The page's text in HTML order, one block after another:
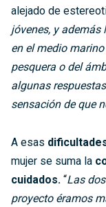
alejado de
jóvenes, y además
en el medio
pesquera o del
algunas
sensación de que
A esas
mujer se suma la
cuidados. “Las
proyecto éramos